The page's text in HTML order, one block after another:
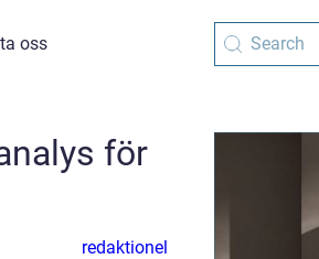
oss
för
redaktionel